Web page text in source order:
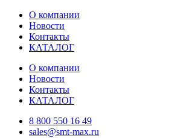
Перейти
содержимому
О компании
Новости
Контакты
КАТАЛОГ
О компании
Новости
Контакты
КАТАЛОГ
8 800 550 16 49
sales@smt-max.ru